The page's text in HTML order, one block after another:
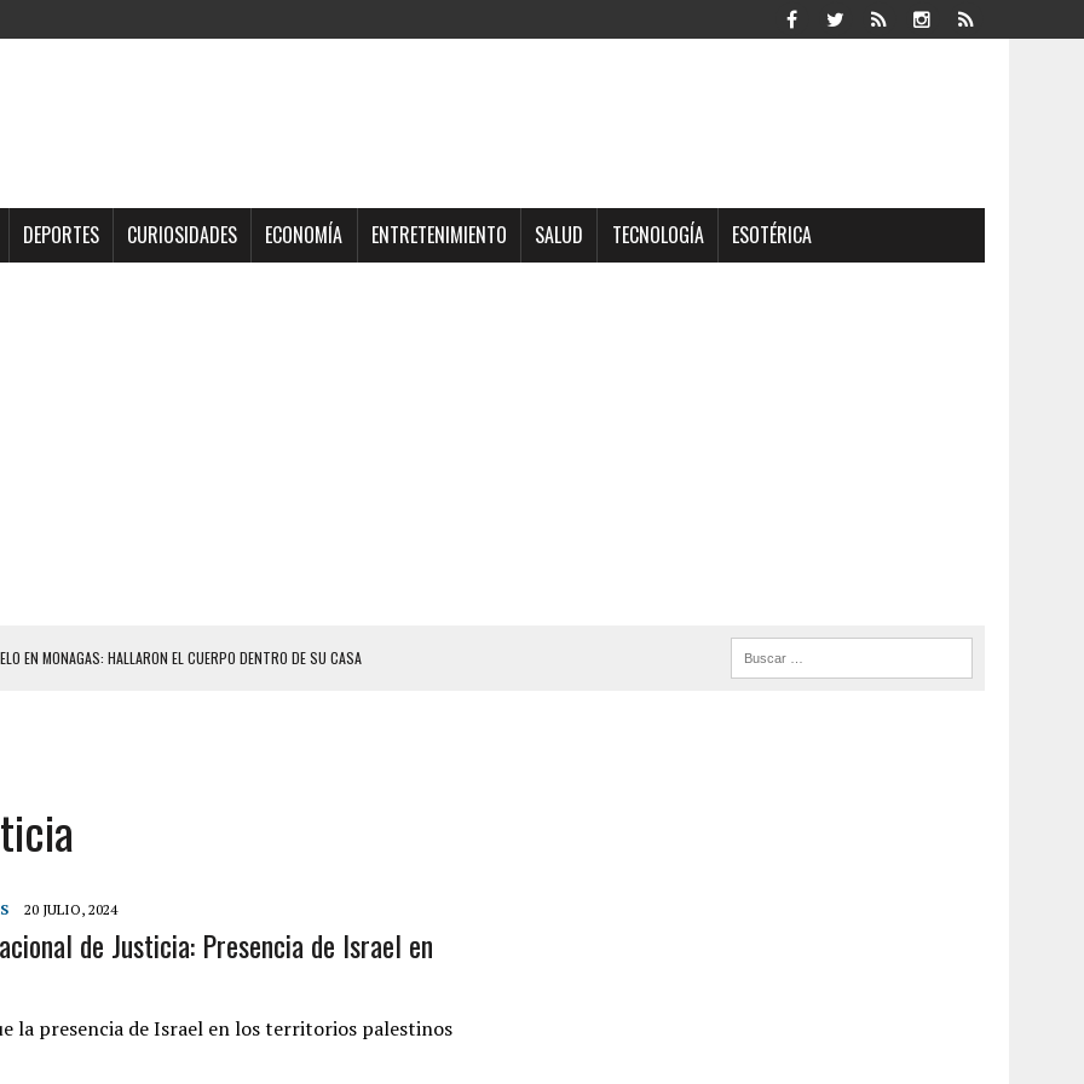
DEPORTES CURIOSIDADES ECONOMÍA ENTRETENIMIENTO SALUD TECNOLOGÍA ESOTÉRICA
EN MONAGAS: HALLARON EL CUERPO DENTRO DE SU CASA
DESENCADENÓ TRAGEDIA FAMILIAR
A UNA ADOLESCENTE DE 13 AÑOS TRAS ABUSAR DE ELLA
Y SU FAMILIA TRAS LOS TERREMOTOS: CAYERON DESDE EL PISO NUEVE DEL
DE CHACAO
A SU PRIMA Y A OTRO FAMILIAR EN BOLÍVAR
EN SECTORES VECINOS
42 DÍAS DESPUÉS DE LOS TERREMOTOS EN LA GUAIRA
20 JULIO, 2024
de Justicia: Presencia de Israel en
la presencia de Israel en los territorios palestinos